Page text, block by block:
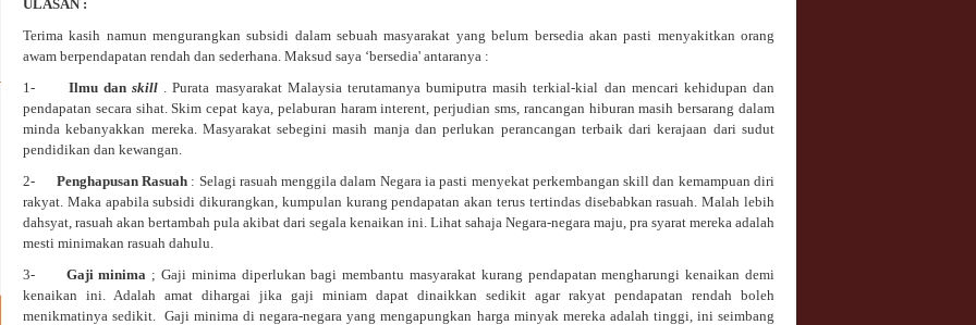
ULASAN :
Terima kasih namun mengurangkan subsidi dalam sebuah masyarakat yang belum bersedia akan pasti menyakitkan orang
awam berpendapatan rendah dan sederhana. Maksud saya ‘bersedia' antaranya :
1- Ilmu danskill . Purata masyarakat Malaysia terutamanya bumiputra masih terkial-kial dan mencari kehidupan dan
pendapatan secara sihat. Skim cepat kaya, pelaburan haram interent, perjudian sms, rancangan hiburan masih bersarang dalam
minda kebanyakkan mereka. Masyarakat sebegini masih manja dan perlukan perancangan terbaik dari kerajaan dari sudut
pendidikan dan kewangan.
2- Penghapusan Rasuah: Selagi rasuah menggila dalam Negara ia pasti menyekat perkembangan skill dan kemampuan diri
rakyat. Maka apabila subsidi dikurangkan, kumpulan kurang pendapatan akan terus tertindas disebabkan rasuah. Malah lebih
dahsyat, rasuah akan bertambah pula akibat dari segala kenaikan ini. Lihat sahaja Negara-negara maju, pra syarat mereka adalah
mesti minimakan rasuah dahulu.
3- Gaji minima ; Gaji minima diperlukan bagi membantu masyarakat kurang pendapatan mengharungi kenaikan demi
kenaikan ini. Adalah amat dihargai jika gaji miniam dapat dinaikkan sedikit agar rakyat pendapatan rendah boleh
menikmatinya sedikit. Gaji minima di negara-negara yang mengapungkan harga minyak mereka adalah tinggi, ini seimbang